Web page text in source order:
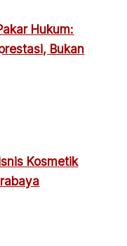
Hukum:
Bukan
Kosmetik